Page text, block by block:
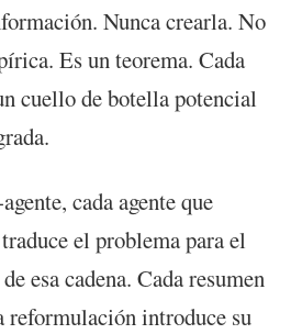
Nunca crearla. No
Es un teorema. Cada
cuello de botella potencial
cada agente que
el problema para el
esa cadena. Cada resumen
reformulación introduce su